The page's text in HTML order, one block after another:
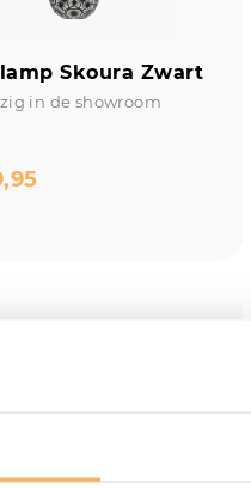
Skoura Zwart
in de showroom